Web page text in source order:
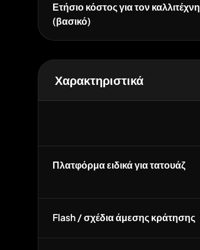
Ετήσιο κόστος για τον καλλιτέχνη
(βασικό)
Χαρακτηριστικά
Πλατφόρμα ειδικά για τατουάζ
Flash / σχέδια άμεσης κράτησης